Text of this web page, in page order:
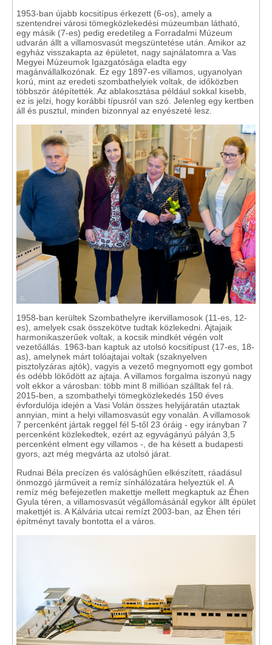
1953-ban újabb kocsitípus érkezett (6-os), amely a
szentendrei városi tömegközlekedési múzeumban látható,
egy másik (7-es) pedig eredetileg a Forradalmi Múzeum
udvarán állt a villamosvasút megszüntetése után. Amikor az
egyház visszakapta az épületet, nagy sajnálatomra a Vas
Megyei Múzeumok Igazgatósága eladta egy
magánvállalkozónak. Ez egy 1897-es villamos, ugyanolyan
korú, mint az eredeti szombathelyiek voltak, de időközben
többször átépítették. Az ablakosztása például sokkal kisebb,
ez is jelzi, hogy korábbi típusról van szó. Jelenleg egy kertben
áll és pusztul, minden bizonnyal az enyészeté lesz.
1958-ban kerültek Szombathelyre ikervillamosok (11-es, 12-
es), amelyek csak összekötve tudtak közlekedni. Ajtajaik
harmonikaszerűek voltak, a kocsik mindkét végén volt
vezetőállás. 1963-ban kaptuk az utolsó kocsitípust (17-es, 18-
as), amelynek márt tolóajtajai voltak (szaknyelven
pisztolyzáras ajtók), vagyis a vezető megnyomott egy gombot
és odébb lökődött az ajtaja. A villamos forgalma iszonyú nagy
volt ekkor a városban: több mint 8 millióan szálltak fel rá.
2015-ben, a szombathelyi tömegközlekedés 150 éves
évfordulója idején a Vasi Volán összes helyijáratán utaztak
annyian, mint a helyi villamosvasút egy vonalán. A villamosok
7 percenként jártak reggel fél 5-től 23 óráig - egy irányban 7
percenként közlekedtek, ezért az egyvágányú pályán 3,5
percenként elment egy villamos -, de ha késett a budapesti
gyors, azt még megvárta az utolsó járat.
Rudnai Béla precízen és valósághűen elkészített, ráadásul
önmozgó járműveit a remíz sínhálózatára helyeztük el. A
remíz még befejezetlen makettje mellett megkaptuk az Éhen
Gyula téren, a villamosvasút végállomásánál egykor állt épület
makettjét is. A Kálvária utcai remízt 2003-ban, az Éhen téri
építményt tavaly bontotta el a város.